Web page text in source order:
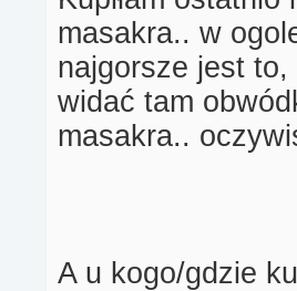
masakra.. w
najgorsze jest to,
widać tam
masakra..
A u kogo/gdzie